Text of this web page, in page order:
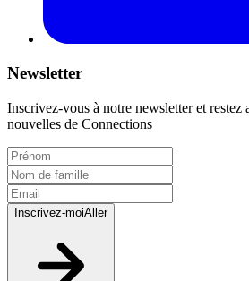
Newsletter
Inscrivez-vous à notre newsletter et restez
nouvelles de Connections
Inscrivez-moiAller